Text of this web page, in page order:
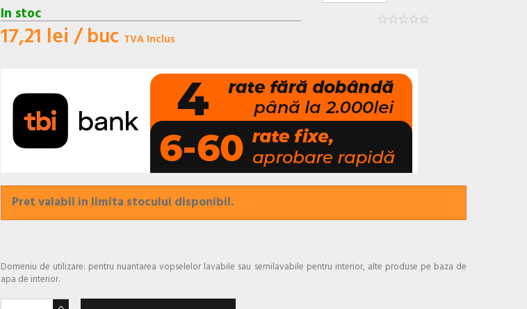
In stoc
17,21 lei / buc TVA Inclus
Pret valabil in limita stocului disponibil.
Domeniu de utilizare: pentru nuantarea vopselelor lavabile sau semilavabile pentru interior, alte produse pe baza de
apa de interior.